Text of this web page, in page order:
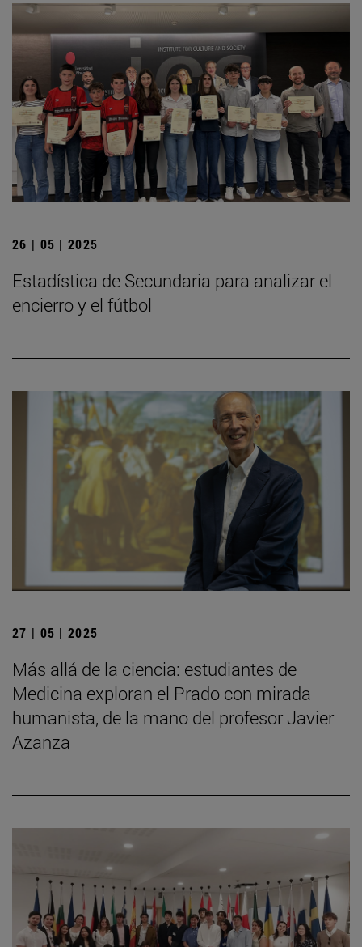
26 | 05 | 2025
Estadística de Secundaria para analizar el
encierro y el fútbol
27 | 05 | 2025
Más allá de la ciencia: estudiantes de
Medicina exploran el Prado con mirada
humanista, de la mano del profesor Javier
Azanza